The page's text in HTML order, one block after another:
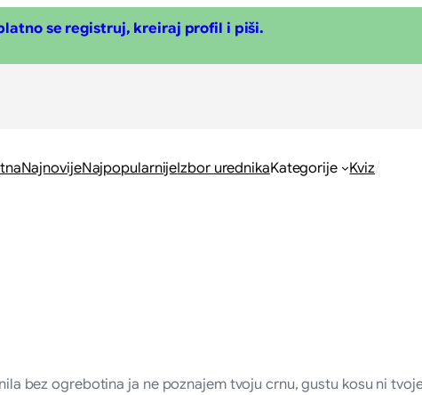
se registruj, kreiraj profil i piši.
NajnovijeNajpopularnijeIzbor urednikaKategorije Kviz/
bez ogrebotina ja ne poznajem tvoju crnu, gustu kosu ni